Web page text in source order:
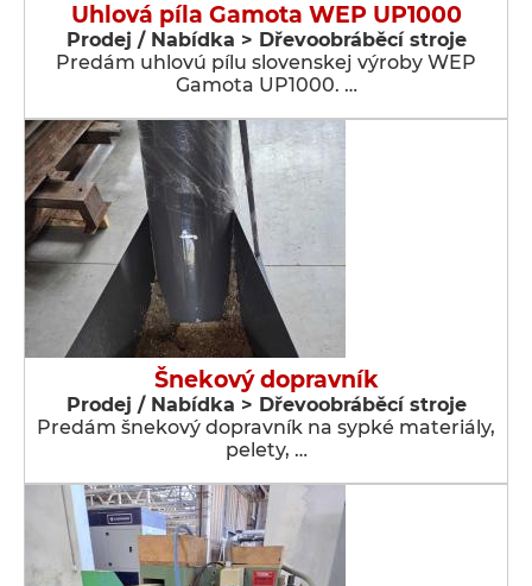
Uhlová píla Gamota WEP UP1000
Prodej / Nabídka > Dřevoobráběcí stroje
Predám uhlovú pílu slovenskej výroby WEP
Gamota UP1000. …
Šnekový dopravník
Prodej / Nabídka > Dřevoobráběcí stroje
Predám šnekový dopravník na sypké materiály,
pelety, …